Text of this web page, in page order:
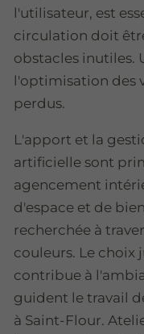
l'utilisateur, est
circulation doit
obstacles inutiles.
l'optimisation des
perdus.
L'apport et la
artificielle sont
agencement
d'espace et de
recherchée à
couleurs. Le choix
contribue à
guident le travail
à Saint-Flour.